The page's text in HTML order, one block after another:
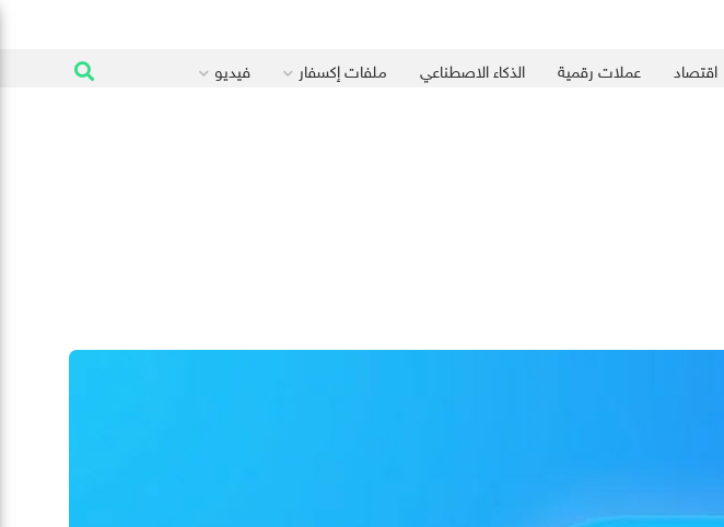
اقتصاد عملات رقمية الذكاء الاصطناعي ملفات إكسفار فيديو